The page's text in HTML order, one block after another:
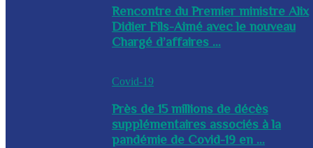
Rencontre du Premier ministre Alix
Didier Fils-Aimé avec le nouveau
Chargé d’affaires ...
Covid-19
Près de 15 millions de décès
supplémentaires associés à la
pandémie de Covid-19 en ...